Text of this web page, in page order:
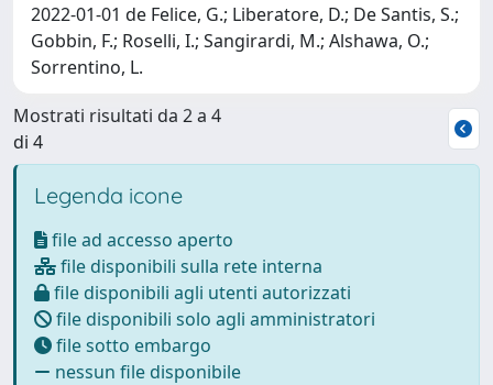
2022-01-01 de Felice, G.; Liberatore, D.; De Santis, S.;
Gobbin, F.; Roselli, I.; Sangirardi, M.; Alshawa, O.;
Sorrentino, L.
Mostrati risultati da 2 a 4
di 4
Legenda icone
file ad accesso aperto
file disponibili sulla rete interna
file disponibili agli utenti autorizzati
file disponibili solo agli amministratori
file sotto embargo
nessun file disponibile